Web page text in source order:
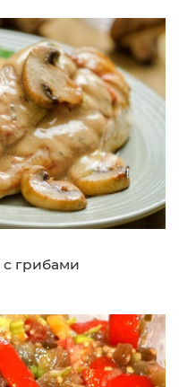
грибами